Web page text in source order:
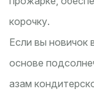
корочку.
Если вы новичок
основе
азам